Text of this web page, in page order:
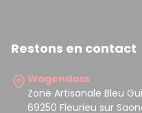
Restons en contact
Wagendass
Zone Artisanale Bleu
69250 Fleurieu sur